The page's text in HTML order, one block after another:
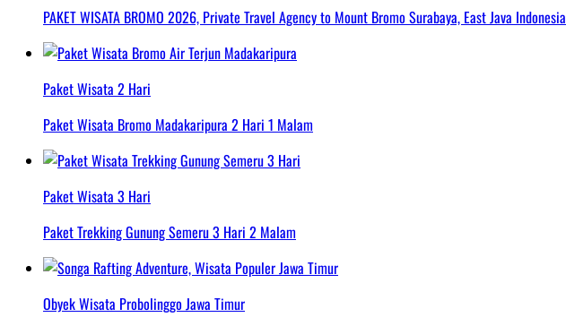
PAKET WISATA BROMO 2026, Private Travel Agency to Mount Bromo Surabaya, East Java Indonesia
Paket Wisata 2 Hari
Paket Wisata Bromo Madakaripura 2 Hari 1 Malam
Paket Wisata 3 Hari
Paket Trekking Gunung Semeru 3 Hari 2 Malam
Obyek Wisata Probolinggo Jawa Timur